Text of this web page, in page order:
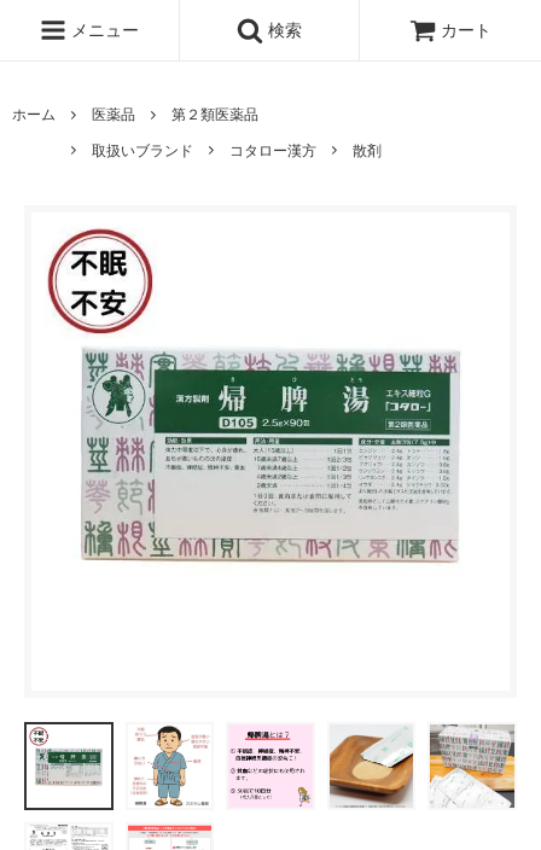
メニュー 検索 カート
ホーム 医薬品
第２類医薬品
取扱いブランド
コタロー漢方 散剤